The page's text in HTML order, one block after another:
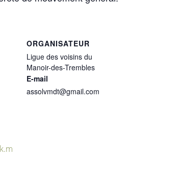
ORGANISATEUR
Ligue des voisins du
Manoir-des-Trembles
E-mail
assolvmdt@gmail.com